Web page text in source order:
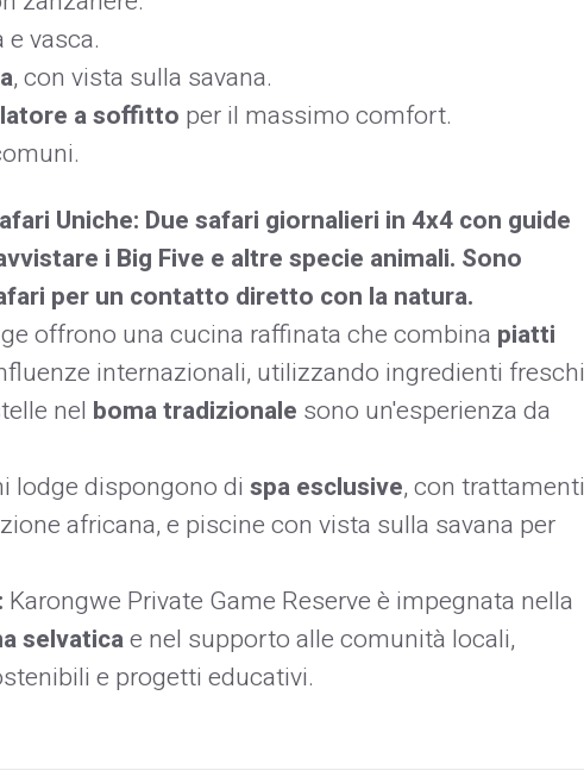
vasca.
, con vista sulla savana.
a soffitto per il massimo comfort.
Uniche: Due safari giornalieri in 4x4 con guide
i Big Five e altre specie animali. Sono
per un contatto diretto con la natura.
offrono una cucina raffinata che combina piatti
internazionali, utilizzando ingredienti freschi
nel boma tradizionale sono un'esperienza da
lodge dispongono di spa esclusive, con trattamenti
africana, e piscine con vista sulla savana per
Karongwe Private Game Reserve è impegnata nella
selvaticae nel supporto alle comunità locali,
e progetti educativi.